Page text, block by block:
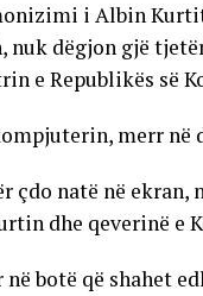
i Albin
nuk dëgjon gjë
e Republikës së
merr
çdo natë në
dhe qeverinë e
botë që shahet